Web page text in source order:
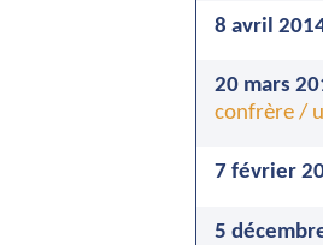
8 avril
20 mars
confrère /
7 février
5